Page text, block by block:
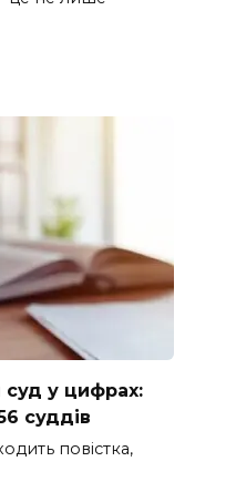
суд у цифрах:
суддів
повістка,